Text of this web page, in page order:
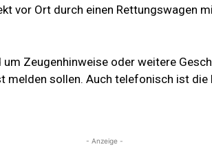
vor Ort durch einen Rettungswagen
Zeugenhinweise oder weitere
melden sollen. Auch telefonisch ist die
- Anzeige -